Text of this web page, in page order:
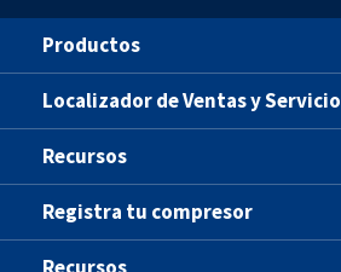
Productos
Localizador de Ventas y Servicio
Recursos
Registra tu compresor